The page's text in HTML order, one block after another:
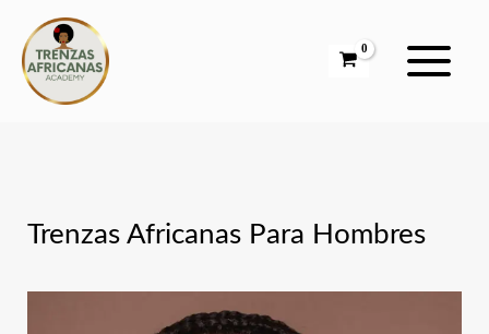
contenido
Trenzas Africanas Para Hombres